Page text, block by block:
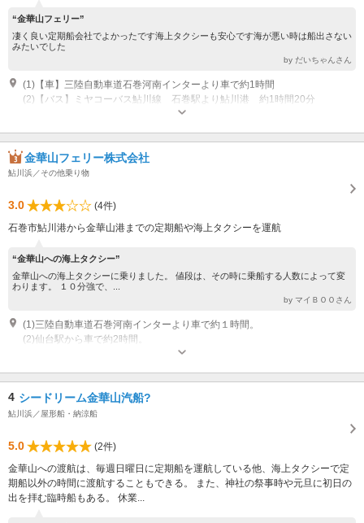
“金華山フェリー”
凄く良い定期船会社でよかったです海上タクシーも安心です海が悪い時は船出さない
みたいでした
by だいちゃんさん
(1)【車】三陸自動車道石巻河南インターより車で約1時間
(2)【バス】ミヤコーバス鮎川線 石巻駅より鮎川港 約1時間20分
営業：年中無休(悪天候の場合欠航) 営業時間：運航状況による 定休日：なし
金華山フェリー株式会社
鮎川浜／その他乗り物
3.0
(4件)
石巻市鮎川港から金華山港までの定期船や海上タクシーを運航
“金華山への海上タクシー”
金華山への海上タクシーに乗りました。 値段は、その時に乗船する人数によって変
わります。 １０分強で、...
by マイＢＯＯさん
(1)三陸自動車道石巻河南インターより車で約１時間。
(2)仙台駅から車で約2時間。
4 シードリーム金華山汽船?
鮎川浜／屋形船・納涼船
5.0
(2件)
金華山への渡航は、毎週日曜日に定期船を運航している他、海上タクシーで定
期船以外の時間に渡航することもできる。 また、神社の祭事時や元旦に初日の
出を拝む臨時船もある。 休業...